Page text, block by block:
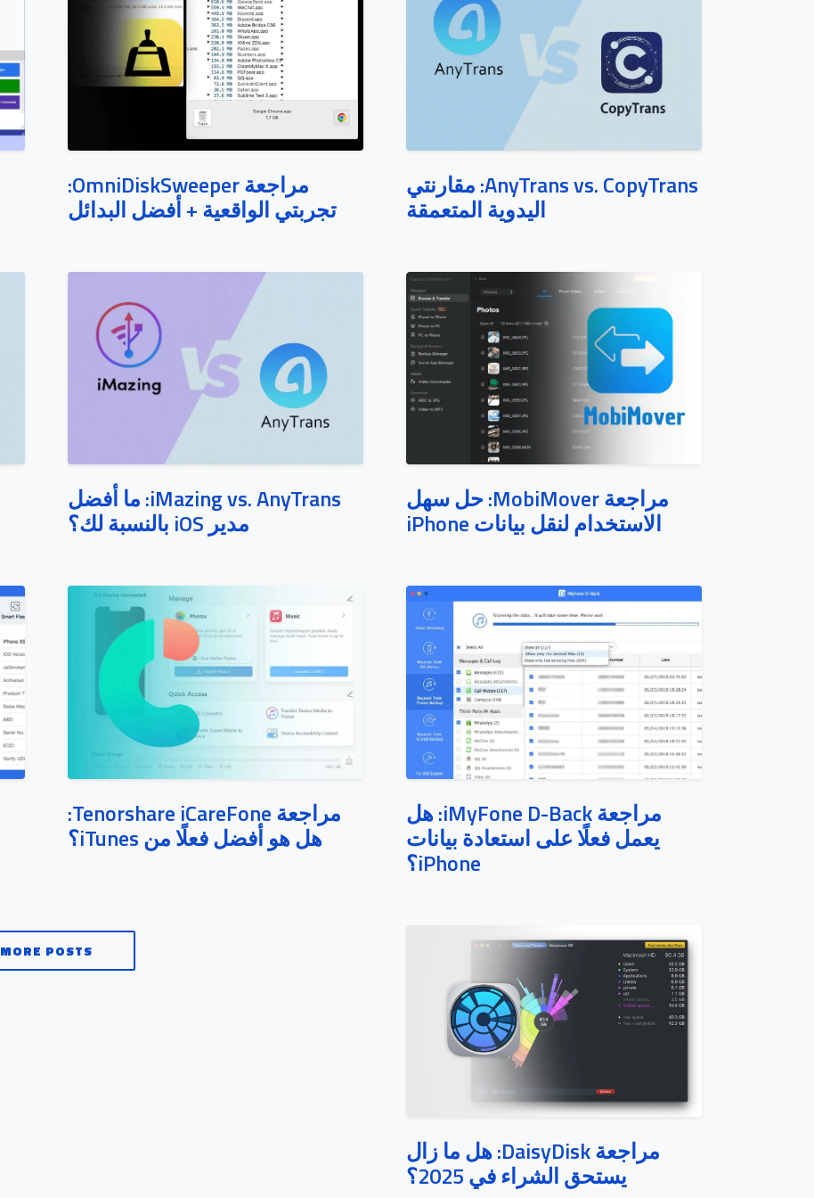
AnyTrans vs. CopyTrans: مقارنتي
اليدوية المتعمقة
مراجعة OmniDiskSweeper:
تجربتي الواقعية + أفضل البدائل
مراجعة MobiMover: حل سهل
الاستخدام لنقل بيانات iPhone
iMazing vs. AnyTrans: ما أفضل
مدير iOS بالنسبة لك؟
مراجعة iMyFone D-Back: هل
يعمل فعلًا على استعادة بيانات
iPhone؟
مراجعة Tenorshare iCareFone:
هل هو أفضل فعلًا من iTunes؟
مراجعة DaisyDisk: هل ما زال
يستحق الشراء في 2025؟
MORE POSTS